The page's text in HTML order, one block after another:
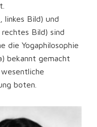
linkes Bild) und
Bild) sind
die Yogaphilosophie
bekannt gemacht
boten.